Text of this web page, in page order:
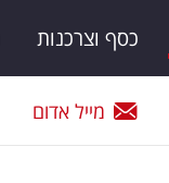
כסף וצרכנות
מייל אדום